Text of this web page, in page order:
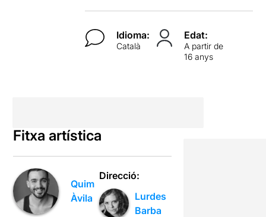
Idioma:
Català
Edat:
A partir de
16 anys
Fitxa artística
Quim
Àvila
Direcció:
Lurdes
Barba